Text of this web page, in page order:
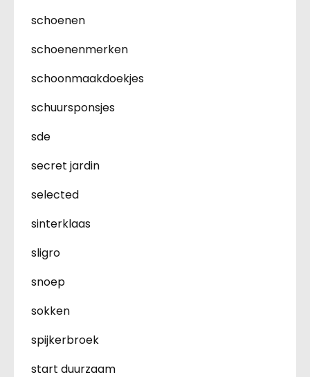
schoenen
schoenenmerken
schoonmaakdoekjes
schuursponsjes
sde
secret jardin
selected
sinterklaas
sligro
snoep
sokken
spijkerbroek
start duurzaam